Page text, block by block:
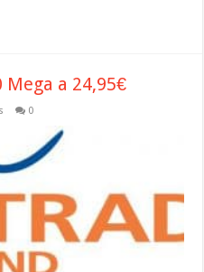
a 24,95€
0